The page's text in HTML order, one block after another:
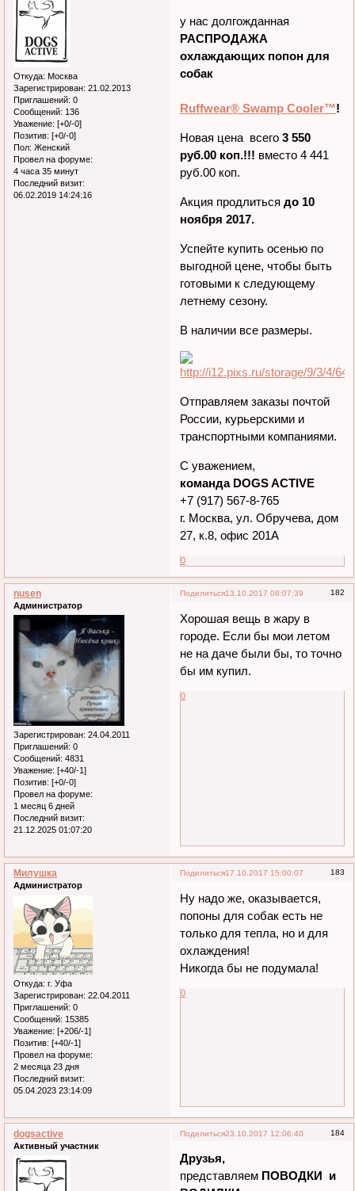
Откуда: Москва
Зарегистрирован: 21.02.2013
Приглашений: 0
Сообщений: 136
Уважение: [+0/-0]
Позитив: [+0/-0]
Пол: Женский
Провел на форуме:
4 часа 35 минут
Последний визит:
06.02.2019 14:24:16
у нас долгожданная
РАСПРОДАЖА
охлаждающих попон для
собак
Ruffwear® Swamp Cooler™!
Новая цена всего3 550
руб.00 коп.!!! вместо 4 441
руб.00 коп.
Акция продлитьсядо 10
ноября 2017.
Успейте купить осенью по
выгодной цене, чтобы быть
готовыми к следующему
летнему сезону.
В наличии все размеры.
Отправляем заказы почтой
России, курьерскими и
транспортными компаниями.
С уважением,
команда DOGS ACTIVE
+7 (917) 567-8-765
г. Москва, ул. Обручева, дом
27, к.8, офис 201А
0
Поделиться 182
13.10.2017 08:07:39
nusen
Администратор
Зарегистрирован: 24.04.2011
Приглашений: 0
Сообщений: 4831
Уважение: [+40/-1]
Позитив: [+0/-0]
Провел на форуме:
1 месяц 6 дней
Последний визит:
21.12.2025 01:07:20
Хорошая вещь в жару в
городе. Если бы мои летом
не на даче были бы, то точно
бы им купил.
0
Поделиться 183
17.10.2017 15:00:07
Милушка
Администратор
Откуда: г. Уфа
Зарегистрирован: 22.04.2011
Приглашений: 0
Сообщений: 15385
Уважение: [+206/-1]
Позитив: [+40/-1]
Провел на форуме:
2 месяца 23 дня
Последний визит:
05.04.2023 23:14:09
Ну надо же, оказывается,
попоны для собак есть не
только для тепла, но и для
охлаждения!
Никогда бы не подумала!
0
Поделиться 184
23.10.2017 12:06:40
dogsactive
Активный участник
Друзья,
представляем ПОВОДКИ и